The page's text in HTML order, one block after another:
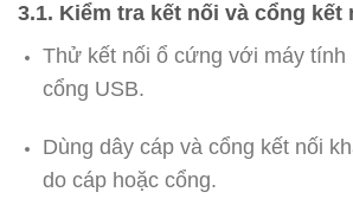
3.1. Kiểm tra kết nối và cổng kết
Thử kết nối ổ cứng với máy tính
cổng USB.
Dùng dây cáp và cổng kết nối
do cáp hoặc cổng.